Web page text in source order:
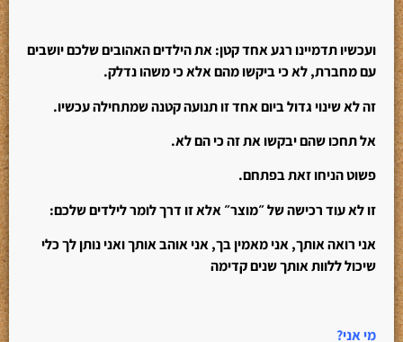
ועכשיו תדמיינו רגע אחד קטן: את הילדים האהובים שלכם יושבים
עם מחברת, לא כי ביקשו מהם אלא כי משהו נדלק.
זה לא שינוי גדול ביום אחד זו תנועה קטנה שמתחילה עכשיו.
אל תחכו שהם יבקשו את זה כי הם לא.
פשוט הניחו זאת בפתחם.
זו לא עוד רכישה של ״מוצר״ אלא זו דרך לומר לילדים שלכם:
אני רואה אותך, אני מאמין בך, אני אוהב אותך ואני נותן לך כלי
שיכול ללוות אותך שנים קדימה
מי אני?